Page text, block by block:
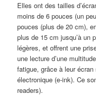
Elles ont des tailles
moins de 6 pouces (un
pouces (plus de 20 cm),
plus de 15 cm jusqu’à un
légères, et offrent une
une lecture d’une
fatigue, grâce à leur
électronique (e-ink). Ce
readers).